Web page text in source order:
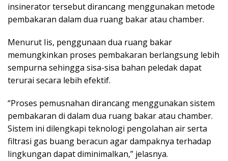
insinerator tersebut dirancang menggunakan metode
pembakaran dalam dua ruang bakar atau chamber.
Menurut Iis, penggunaan dua ruang bakar
memungkinkan proses pembakaran berlangsung lebih
sempurna sehingga sisa-sisa bahan peledak dapat
terurai secara lebih efektif.
“Proses pemusnahan dirancang menggunakan sistem
pembakaran di dalam dua ruang bakar atau chamber.
Sistem ini dilengkapi teknologi pengolahan air serta
filtrasi gas buang beracun agar dampaknya terhadap
lingkungan dapat diminimalkan,” jelasnya.